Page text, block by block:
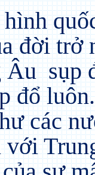
đời trở
Âu sụp
đổ
các